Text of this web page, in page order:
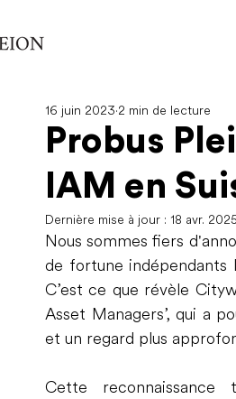
Probus
IAM en
16 juin 2023 2 min de lecture
Dernière mise à jour : 18 avr. 2025
Nous sommes fiers
de fortune indépendants
C’est ce que révèle
Asset Managers’, qui a
et un regard plus
Cette reconnaissance